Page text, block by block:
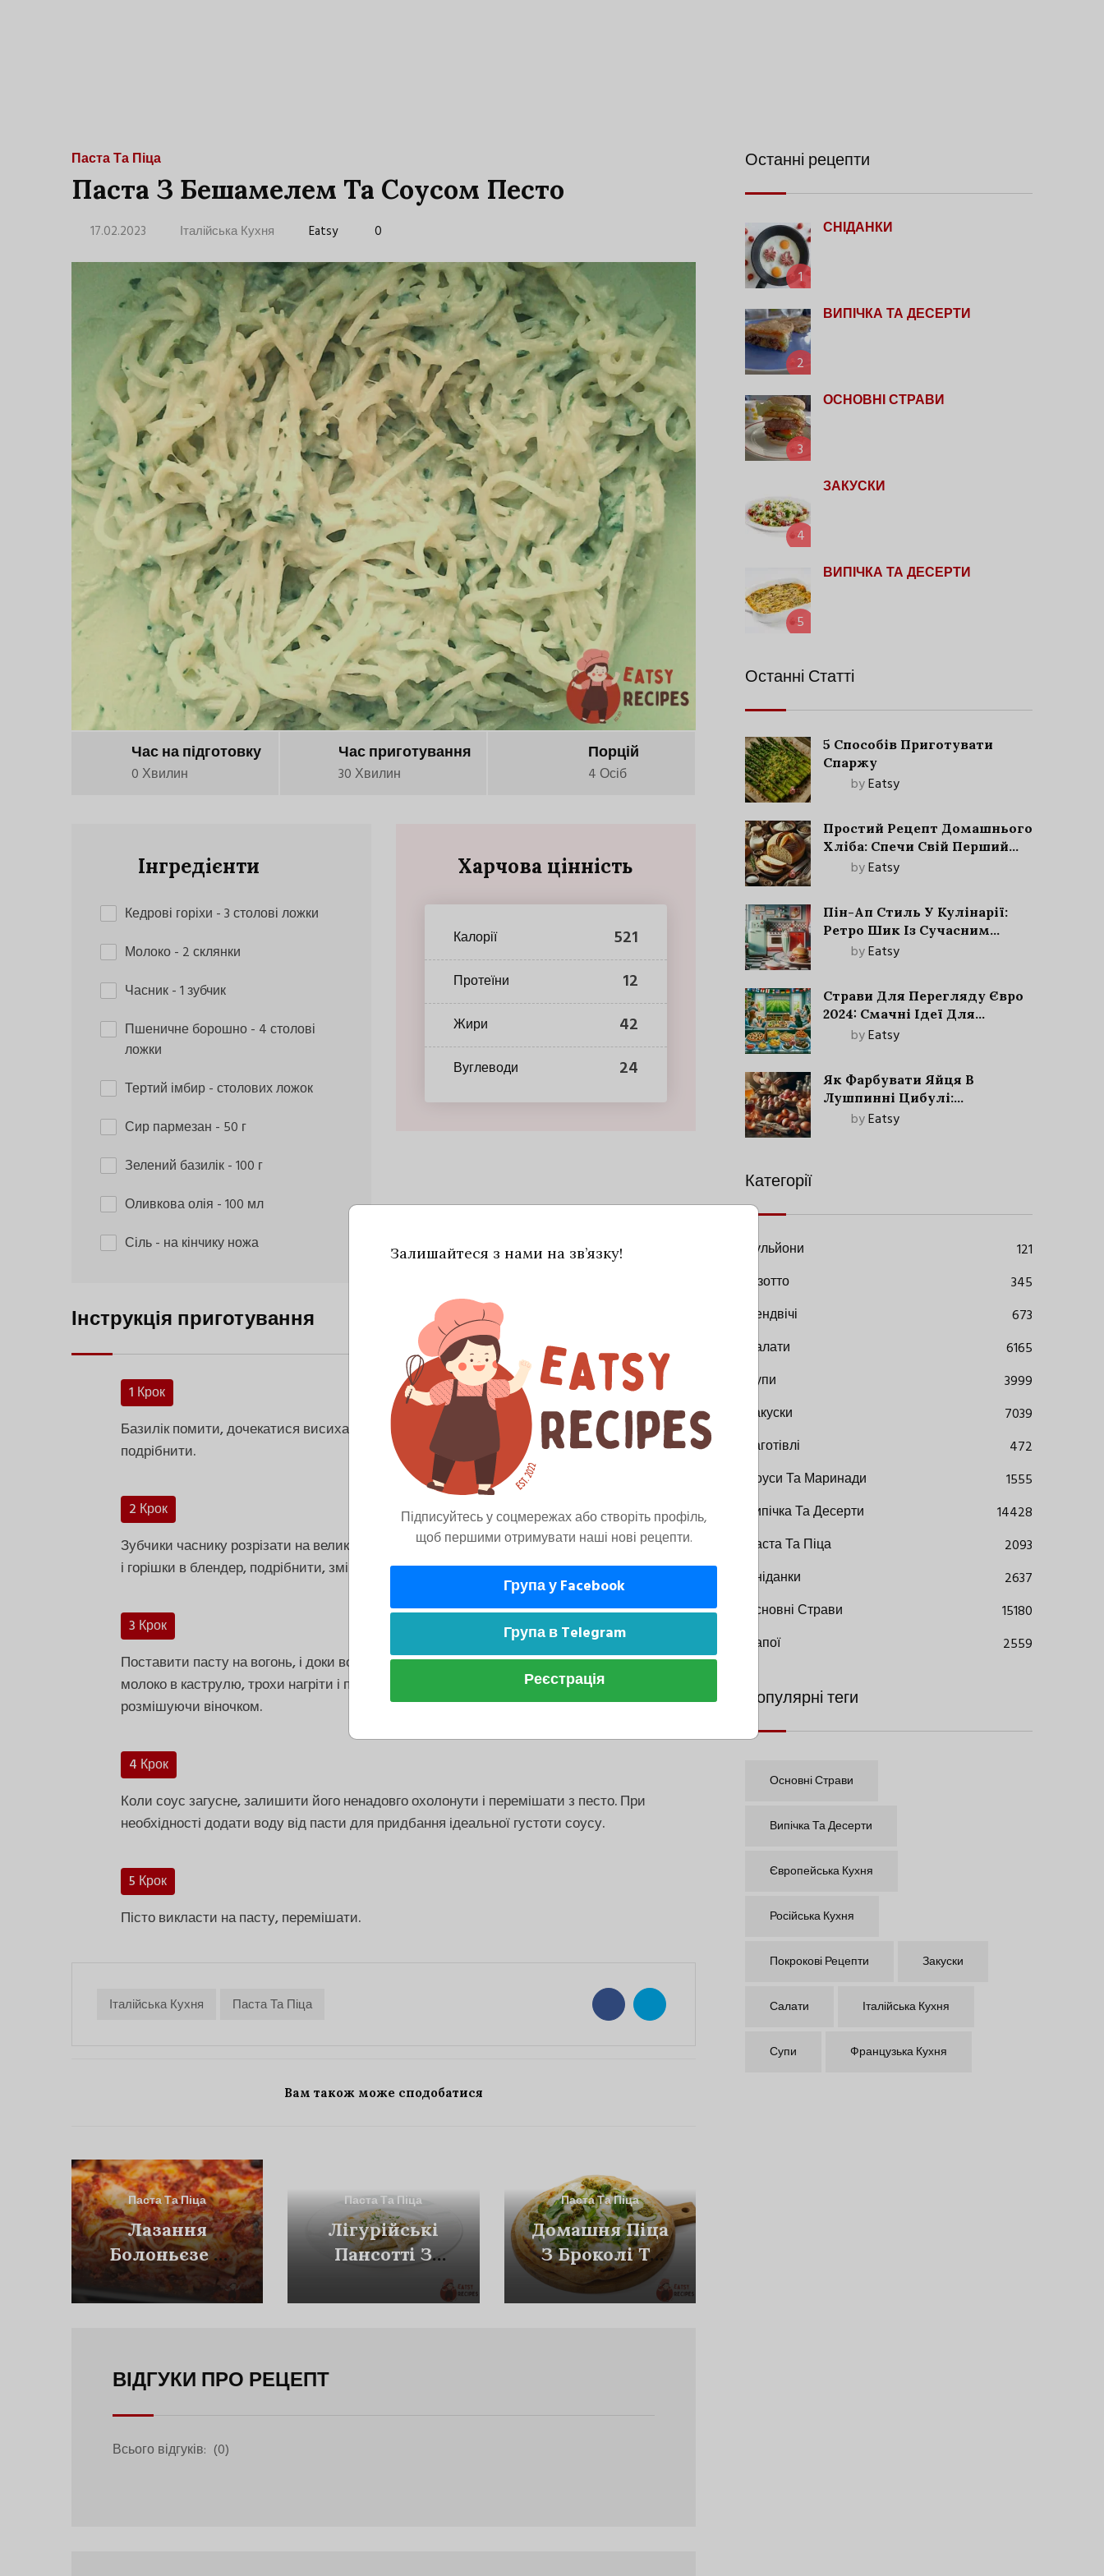
Паста Та Піца
Паста З Бешамелем Та Соусом Песто
17.02.2023 Італійська Кухня Eatsy 0
Час на підготовку
0 Хвилин
Час приготування
30 Хвилин
Порцій
4 Осіб
Інгредієнти
Кедрові горіхи - 3 столові ложки
Молоко- 2 склянки
Часник- 1 зубчик
Пшеничне борошно- 4 столові
ложки
Тертий імбир- столових ложок
Сир пармезан - 50 г
Зелений базилік- 100 г
Оливкова олія - 100 мл
Сіль- на кінчику ножа
Харчова цінність
Калорії 521
Протеїни 12
Жири 42
Вуглеводи 24
Інструкція приготування
1 Крок
Базилік помити, дочекатися висихання, помістити в блендер разом із олією,
подрібнити.
2 Крок
Зубчики часнику розрізати на великі частини. Натерти пармезан. Помістити це все
і горішки в блендер, подрібнити, змішати з|із| першою масою.
3 Крок
Поставити пасту на вогонь, і доки вона вариться, зробити соус бешамель. Влити
молоко в каструлю, трохи нагріти і поступово всипати борошно і імбир, постійно
розмішуючи віночком.
4 Крок
Коли соус загусне, залишити його ненадовго охолонути і перемішати з песто. При
необхідності додати воду від пасти для придбання ідеальної густоти соусу.
5 Крок
Пісто викласти на пасту, перемішати.
Італійська Кухня Паста Та Піца
Вам також може сподобатися
Паста Та Піца
Лазання
Болоньєзе З
Сиром
Проволоне
Паста Та Піца
Лігурійські
Пансотті З
Соусом
Паста Та Піца
Домашня Піца
З Броколі Та
Песто
ВІДГУКИ ПРО РЕЦЕПТ
Всього відгуків: (0)
Останні рецепти
1
СНІДАНКИ
2
ВИПІЧКА ТА ДЕСЕРТИ
3
ОСНОВНІ СТРАВИ
4
ЗАКУСКИ
5
ВИПІЧКА ТА ДЕСЕРТИ
Останні Статті
5 Способів Приготувати
Спаржу
byEatsy
Простий Рецепт Домашнього
Хліба: Спечи Свій Перший
Запашний Хліб!
byEatsy
Пін-Ап Стиль У Кулінарії:
Ретро Шик Із Сучасним
Акцентом
byEatsy
Страви Для Перегляду Євро
2024: Смачні Ідеї Для
Футбольного Свята
byEatsy
Як Фарбувати Яйця В
Лушпинні Цибулі:
Старовинний Метод З
byEatsy
Категорії
Бульйони
121
Різотто
345
Сендвічі
673
Салати
6165
Супи
3999
Закуски
7039
Заготівлі
472
Соуси Та Маринади
1555
Випічка Та Десерти
14428
Паста Та Піца
2093
Сніданки
2637
Основні Страви
15180
Напої
2559
Популярні теги
Основні Страви
Випічка Та Десерти
Європейська Кухня
Російська Кухня
Покрокові Рецепти Закуски
Салати Італійська Кухня
Супи Французька Кухня
Залишайтеся з нами на зв’язку!
Підписуйтесь у соцмережах або створіть профіль,
щоб першими отримувати наші нові рецепти.
Група у Facebook
Група в Telegram
Реєстрація